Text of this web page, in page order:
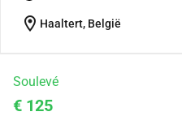
location_on Haaltert, België
Soulevé
€ 125